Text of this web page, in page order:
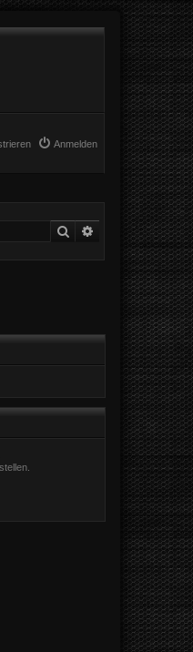
Anmelden
Suche Erweiterte Suche